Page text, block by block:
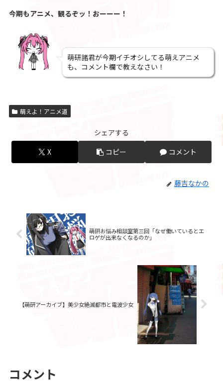
今期もアニメ、観るぞッ！おーーー！
萌研諸君が今期イチオシしてる萌えアニメ
も、コメント欄で教えなさい！
萌えよ！アニメ道
シェアする
X
コピー コメント
藤吉なかの
萌研お悩み相談室第三回「なぜ働いているとエ
ロゲが出来なくなるのか」
【萌研アーカイブ】美少女絶滅都市と電波少女
コメント